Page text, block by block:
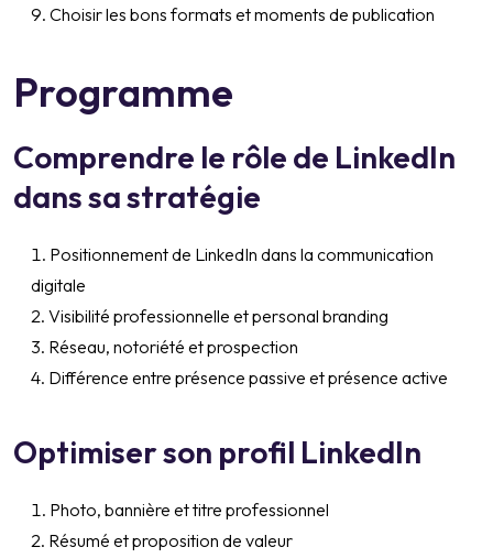
Choisir les bons formats et moments de publication
Programme
Comprendre le rôle de LinkedIn
dans sa stratégie
Positionnement de LinkedIn dans la communication
digitale
Visibilité professionnelle et personal branding
Réseau, notoriété et prospection
Différence entre présence passive et présence active
Optimiser son profil LinkedIn
Photo, bannière et titre professionnel
Résumé et proposition de valeur